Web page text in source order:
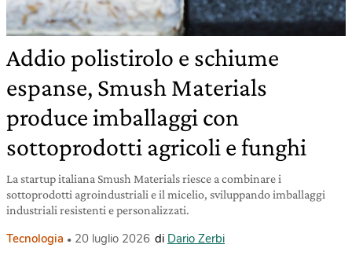
Addio polistirolo e schiume
espanse, Smush Materials
produce imballaggi con
sottoprodotti agricoli e funghi
La startup italiana Smush Materials riesce a combinare i
sottoprodotti agroindustriali e il micelio, sviluppando imballaggi
industriali resistenti e personalizzati.
Tecnologia 20 luglio 2026 di Dario Zerbi